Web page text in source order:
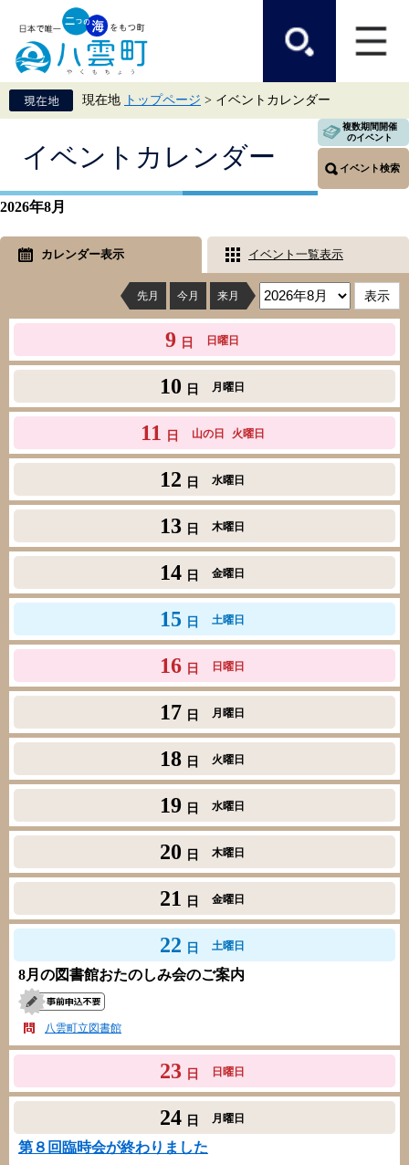
頭
で
す。
飛
ば
し
へ
現在地 トップページ > イベントカレンダー
イベントカレンダー
複数期間開催
のイベント
イベント検索
2026年8月
カレンダー表示 イベント一覧表示
先月 今月 来月
9 日 日曜日
10 日 月曜日
11 日 山の日 火曜日
12 日 水曜日
13 日 木曜日
14 日 金曜日
15 日 土曜日
16 日 日曜日
17 日 月曜日
18 日 火曜日
19 日 水曜日
20 日 木曜日
21 日 金曜日
22 日 土曜日
8月の図書館おたのしみ会のご案内
八雲町立図書館
23 日 日曜日
24 日 月曜日
第８回臨時会が終わりました